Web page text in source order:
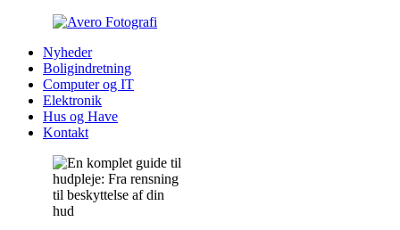
Nyheder
Boligindretning
Computer og IT
Elektronik
Hus og Have
Kontakt